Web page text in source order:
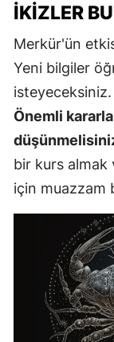
İKIZLER
Merkür'ün
Yeni bilgiler
isteyeceksiniz.
Önemli
bir kurs almak
için muazzam